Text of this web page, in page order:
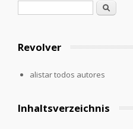
Formulario de búsqueda
Buscar
Revolver
alistar todos autores
Inhaltsverzeichnis